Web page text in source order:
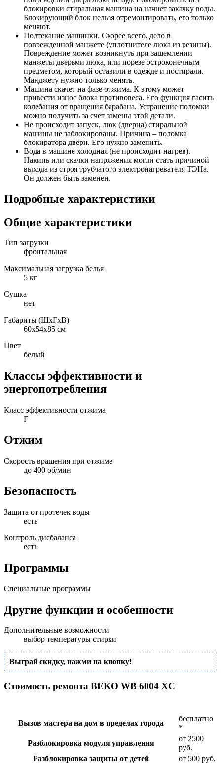
блокировки стиральная машина на начнет закачку воды.
Блокирующий блок нельзя отремонтировать, его только
меняют.
Подтекание машинки. Скорее всего, дело в
поврежденной манжете (уплотнителе люка из резины).
Повреждение может возникнуть при защемлении
манжеты дверьми люка, или порезе остроконечным
предметом, который оставили в одежде и постирали.
Манджету нужно только менять.
Машина скачет на фазе отжима. К этому может
привести износ блока противовеса. Его функция гасить
колебания от вращения барабана. Устранение поломки
можно получить за счет замены этой детали.
Не происходит запуск, люк (дверца) стиральной
машины не заблокированы. Причина – поломка
блокиратора двери. Его нужно заменить.
Вода в машине холодная (не происходит нагрев).
Накипь или скачки напряжения могли стать причиной
выхода из строя трубчатого электронагревателя ТЭНа.
Он должен быть заменен.
Подробные характеристики
Общие характеристики
Тип загрузки
фронтальная
Максимальная загрузка белья
5 кг
Сушка
нет
Габариты (ШxГxВ)
60x54x85 см
Цвет
белый
Классы эффективности и
энергопотребления
Класс эффективности отжима
F
Отжим
Скорость вращения при отжиме
до 400 об/мин
Безопасность
Защита от протечек воды
есть
Контроль дисбаланса
есть
Программы
Специальные программы
Другие функции и особенности
Дополнительные возможности
выбор температуры стирки
Выграй скидку, нажми на кнопку!
Стоимость ремонта BEKO WB 6004 XC
Вызов мастера на дом в пределах города
бесплатно
*
Разблокировка модуля управления
от 2500
руб.
Разблокировка защиты от детей
от 500 руб.